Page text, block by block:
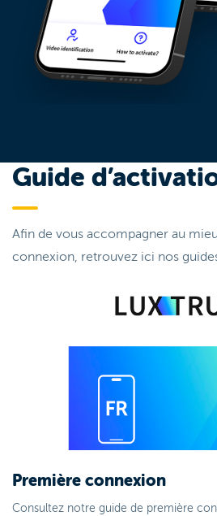
Guide
Afin de vous accompagner au
connexion, retrouvez ici nos
Première connexion
Consultez notre guide de première